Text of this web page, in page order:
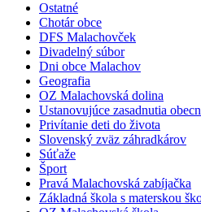
Ostatné
Chotár obce
DFS Malachovček
Divadelný súbor
Dni obce Malachov
Geografia
OZ Malachovská dolina
Ustanovujúce zasadnutia
Privítanie deti do života
Slovenský zväz záhradkárov
Súťaže
Šport
Pravá Malachovská zabíjačka
Základná škola s materskou